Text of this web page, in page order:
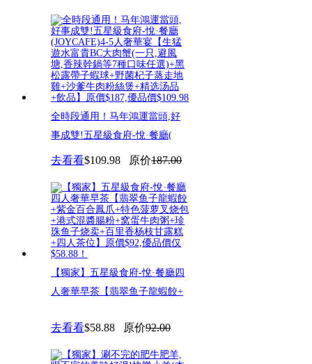
全時段通用！马年鴻運當頭,好
事成雙!五星級食府-悅·餐廳(
去看看$109.98 原价187.00
【獨家】五星級食府-悅·餐廳四
人奢華早茶【翡翠鱼子龍蝦餃+
去看看$58.88 原价92.00